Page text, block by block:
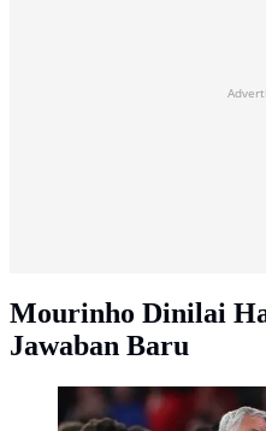
Mourinho Dinilai
Jawaban Baru